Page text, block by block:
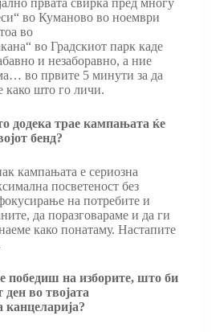
во Куманово во ноември
во
во Градскиот парк каде
и незаборавно, а ние
во првите 5 минути за да
како што го личи.
додека трае кампањата ќе
бенд?
кампањата е сериозна
посветеност без
на потребите и
да поразговараме и да ги
како понатаму. Настапите
победиш на изборите, што би
во твојата
канцеларија?